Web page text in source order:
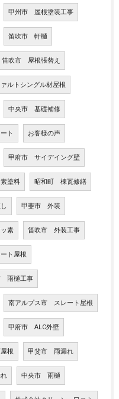
甲州市 屋根塗装工事
笛吹市 軒樋
笛吹市 屋根張替え
ルトシングル材屋根
中央市 基礎補修
ト お客様の声
甲府市 サイデイング壁
塗料 昭和町 棟瓦修繕
甲斐市 外装
素 笛吹市 外装工事
ト屋根
雨樋工事
南アルプス市 スレート屋根
甲府市 ALC外壁
根 甲斐市 雨漏れ
中央市 雨樋